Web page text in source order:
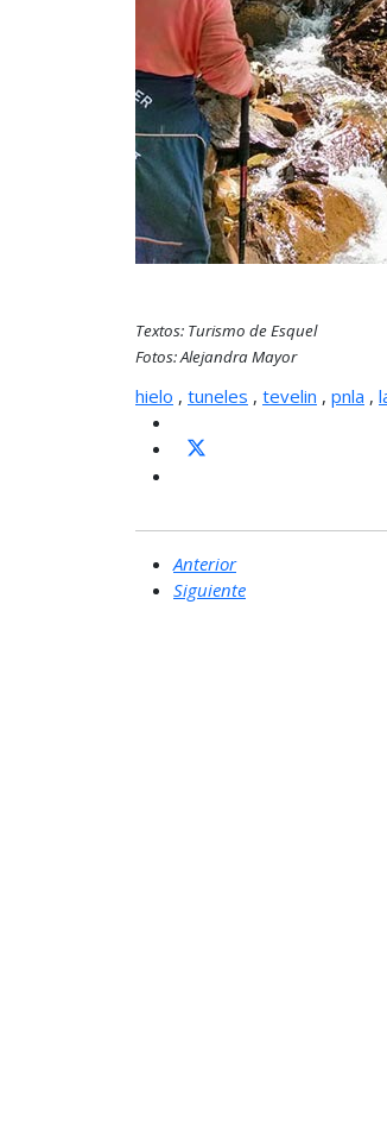
Textos: Turismo de Esquel
Fotos: Alejandra Mayor
hielo , tuneles , tevelin , pnla ,
Anterior
Siguiente